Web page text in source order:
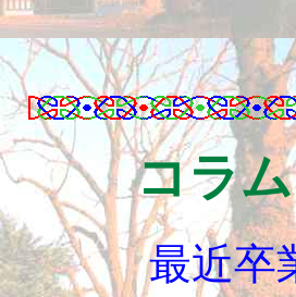
コラ
最近卒業